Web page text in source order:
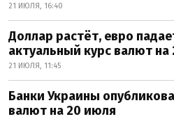
21 ИЮЛЯ, 16:40
Доллар растёт, евро
актуальный курс валют на
21 ИЮЛЯ, 11:45
Банки Украины
валют на 20 июля